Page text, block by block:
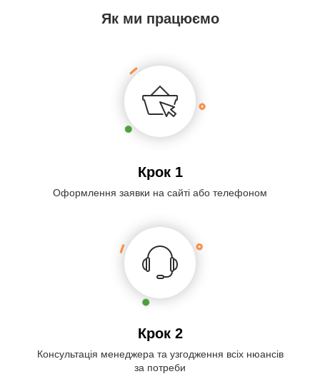
Як ми працюємо
Крок 1
Оформлення заявки на сайті або телефоном
Крок 2
Консультація менеджера та узгодження всіх нюансів
за потреби